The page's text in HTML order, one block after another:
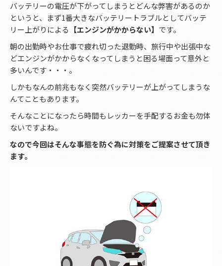
バッテリーの電圧が下がってしまうとどんな弊害があるのか
というと、まず1番大きなバッテリートラブルとしてバッテ
リー上がりによる 【エンジンがかからない】 です。
朝の出勤時やお仕事で疲れ切った退勤時、旅行中や出張中な
どエンジンがかからなくなってしまうと困る場面って意外と
多いんです・・・。
しかもなんの前兆もなく突然バッテリーが上がってしまうな
んてこともあります。
そんなことになったら時間もレッカーを手配するお金も勿体
ないですよね。
なので今回はそんな事態を防ぐ為に対策をご提案させて頂き
ます。